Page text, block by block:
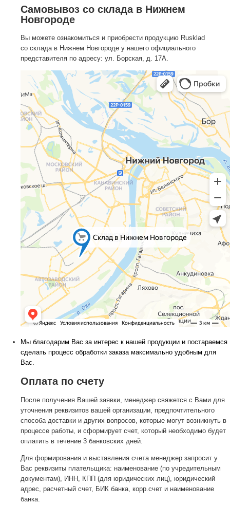
Самовывоз со склада в Нижнем
Новгороде
Вы можете ознакомиться и приобрести продукцию Rusklad
со склада в Нижнем Новгороде у нашего официального
представителя по адресу: ул. Борская, д. 17А.
Мы благодарим Вас за интерес к нашей продукции и постараемся
сделать процесс обработки заказа максимально удобным для
Вас.
Оплата по счету
После получения Вашей заявки, менеджер свяжется с Вами для
уточнения реквизитов вашей организации, предпочтительного
способа доставки и других вопросов, которые могут возникнуть в
процессе работы, и сформирует счет, который необходимо будет
оплатить в течение 3 банковских дней.
Для формирования и выставления счета менеджер запросит у
Вас реквизиты плательщика: наименование (по учредительным
документам), ИНН, КПП (для юридических лиц), юридический
адрес, расчетный счет, БИК банка, корр.счет и наименование
банка.